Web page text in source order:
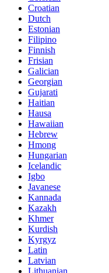
Croatian
Dutch
Estonian
Filipino
Finnish
Frisian
Galician
Georgian
Gujarati
Haitian
Hausa
Hawaiian
Hebrew
Hmong
Hungarian
Icelandic
Igbo
Javanese
Kannada
Kazakh
Khmer
Kurdish
Kyrgyz
Latin
Latvian
Lithuanian